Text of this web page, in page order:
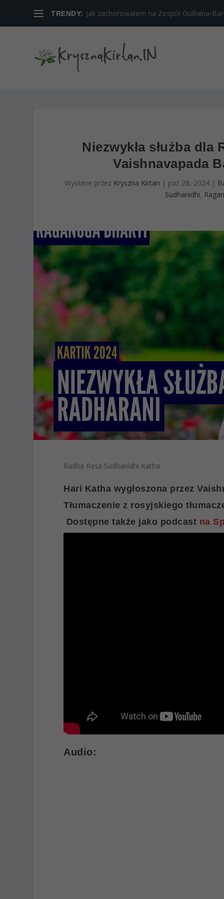
TRENDY: Jak zachorowałem na Zespół Guillaina-
Niezwykła służba dla
Vaishnavapada
Wysłane przez Kryszna Kirtan | paź 28, 2024 |
Sudhanidhi,
Radha Rasa Sudhanidhi Katha
Hari Katha wygłoszona przez
Tłumaczenie z rosyjskiego
Dostępne także jako podcast na
Audio: